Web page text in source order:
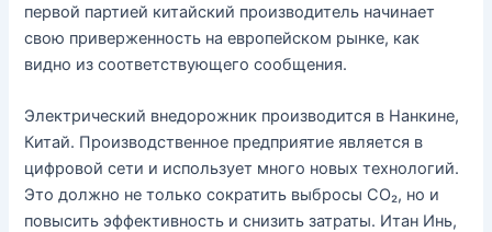
первой партией китайский производитель начинает
свою приверженность на европейском рынке, как
видно из соответствующего сообщения.
Электрический внедорожник производится в Нанкине,
Китай. Производственное предприятие является в
цифровой сети и использует много новых технологий.
Это должно не только сократить выбросы CO₂, но и
повысить эффективность и снизить затраты. Итан Инь,